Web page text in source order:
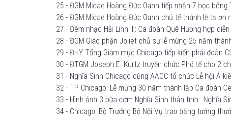
25 - ĐGM Micae Hoàng Đức Oanh tiếp nhận 7 học
26 - ĐGM Micae Hoàng Đức Oanh chủ tế thánh lễ tạ
27 - Đêm nhạc Hải Linh III: Ca đoàn Quê Hương hợp
28 - ĐGM Giáo phận Joliet chủ sự lễ mừng 25 năm
29 - ĐHY Tổng Giám mục Chicago tiếp kiến phái đoàn
30 - ĐTGM Joseph E. Kurtz truyền chức Phó tế cho 2
31 - Nghĩa Sinh Chicago cùng AACC tổ chức Lễ hội Á
32 - TP Chicago: Lễ mừng 30 năm thành lập Ca đoàn
33 - Hình ảnh 3 bữa cơm Nghĩa Sinh thân tình : Nghĩa
34 - Chicago: Bộ Trưởng Bộ Nội Vụ trao bằng tưởng